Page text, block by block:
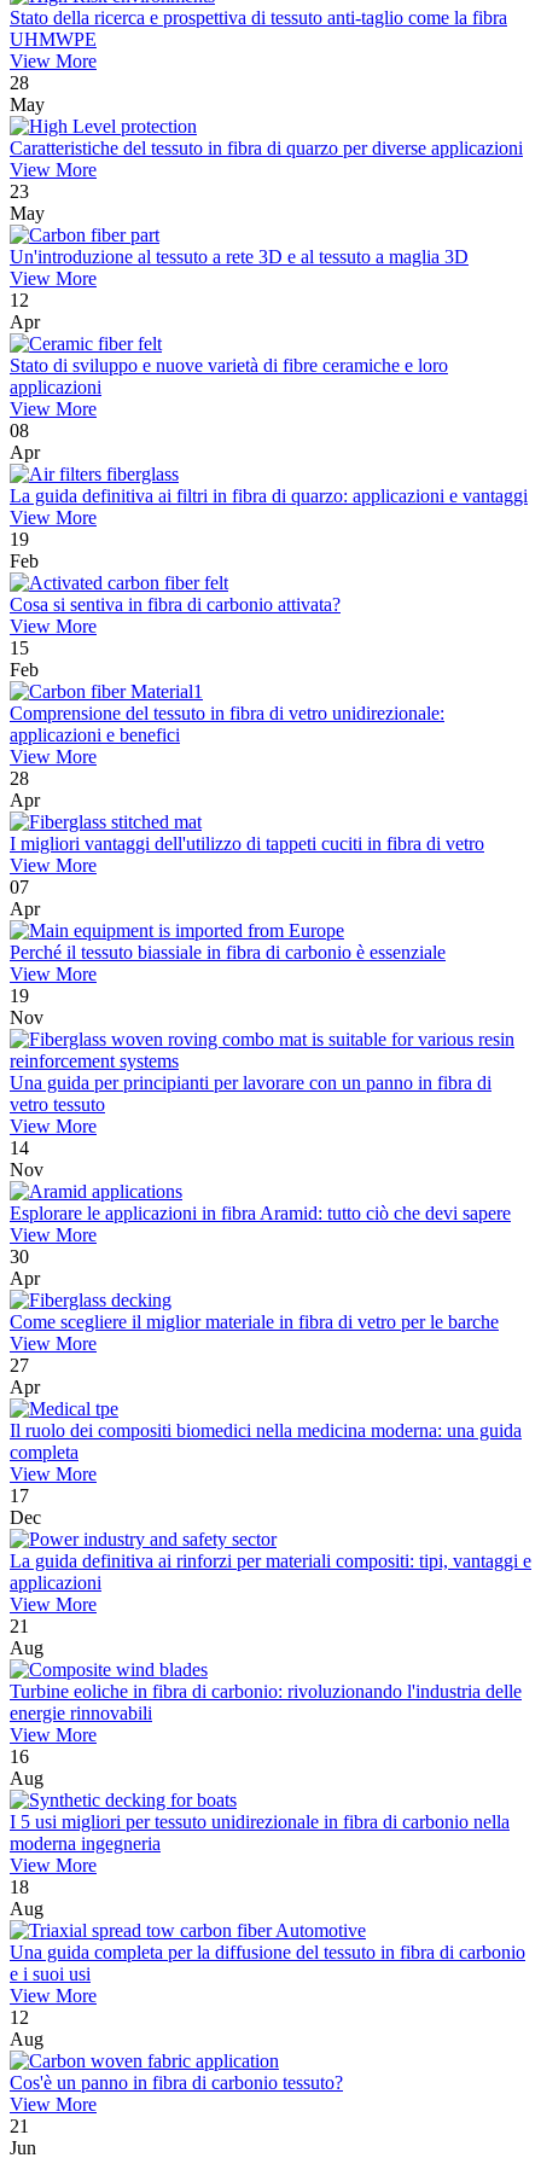
Stato della ricerca e prospettiva di tessuto anti-taglio come la fibra
UHMWPE
View More
28
May
Caratteristiche del tessuto in fibra di quarzo per diverse applicazioni
View More
23
May
Un'introduzione al tessuto a rete 3D e al tessuto a maglia 3D
View More
12
Apr
Stato di sviluppo e nuove varietà di fibre ceramiche e loro
applicazioni
View More
08
Apr
La guida definitiva ai filtri in fibra di quarzo: applicazioni e vantaggi
View More
19
Feb
Cosa si sentiva in fibra di carbonio attivata?
View More
15
Feb
Comprensione del tessuto in fibra di vetro unidirezionale:
applicazioni e benefici
View More
28
Apr
I migliori vantaggi dell'utilizzo di tappeti cuciti in fibra di vetro
View More
07
Apr
Perché il tessuto biassiale in fibra di carbonio è essenziale
View More
19
Nov
Una guida per principianti per lavorare con un panno in fibra di
vetro tessuto
View More
14
Nov
Esplorare le applicazioni in fibra Aramid: tutto ciò che devi sapere
View More
30
Apr
Come scegliere il miglior materiale in fibra di vetro per le barche
View More
27
Apr
Il ruolo dei compositi biomedici nella medicina moderna: una guida
completa
View More
17
Dec
La guida definitiva ai rinforzi per materiali compositi: tipi, vantaggi e
applicazioni
View More
21
Aug
Turbine eoliche in fibra di carbonio: rivoluzionando l'industria delle
energie rinnovabili
View More
16
Aug
I 5 usi migliori per tessuto unidirezionale in fibra di carbonio nella
moderna ingegneria
View More
18
Aug
Una guida completa per la diffusione del tessuto in fibra di carbonio
e i suoi usi
View More
12
Aug
Cos'è un panno in fibra di carbonio tessuto?
View More
21
Jun